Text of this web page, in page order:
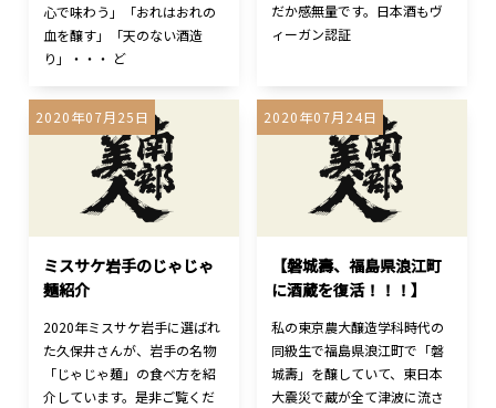
心で味わう」「おれはおれの
血を醸す」「天のない酒造
り」・・・ ど
だか感無量です。日本酒もヴ
ィーガン認証
2020年07月25日
ミスサケ岩手のじゃじゃ
麺紹介
2020年ミスサケ岩手に選ばれ
た久保井さんが、岩手の名物
「じゃじゃ麺」の食べ方を紹
介しています。是非ご覧くだ
2020年07月24日
【磐城壽、福島県浪江町
に酒蔵を復活！！！】
私の東京農大醸造学科時代の
同級生で福島県浪江町で「磐
城壽」を醸していて、東日本
大震災で蔵が全て津波に流さ